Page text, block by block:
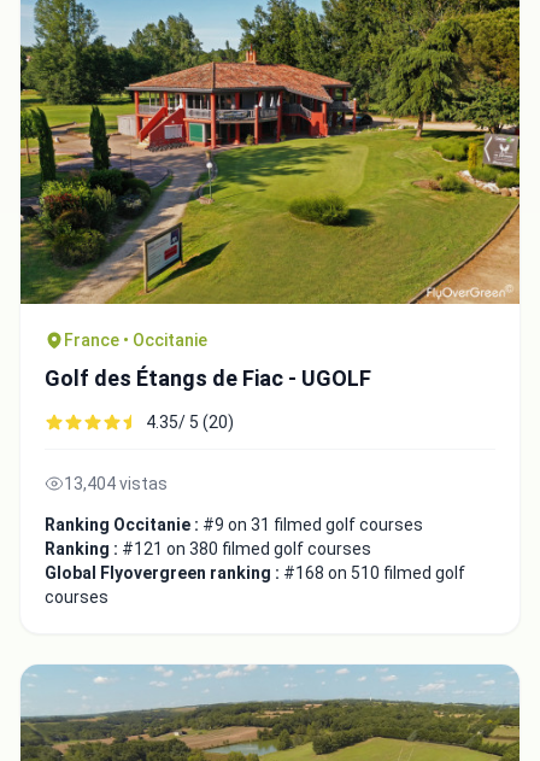
France • Occitanie
Golf des Étangs de Fiac - UGOLF
4.35/ 5 (20)
13,404 vistas
Ranking Occitanie : #9 on 31 filmed golf courses
Ranking : #121 on 380 filmed golf courses
Global Flyovergreen ranking : #168 on 510 filmed golf
courses